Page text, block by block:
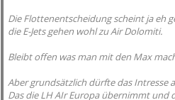
Die Flottenentscheidung scheint ja eh
die E-Jets gehen wohl zu Air Dolomiti.
Bleibt offen was man mit den Max
Aber grundsätzlich dürfte das Intresse
Das die LH AIr Europa übernimmt